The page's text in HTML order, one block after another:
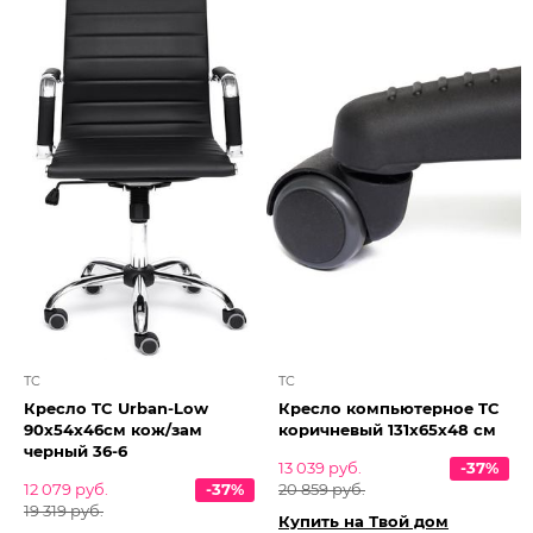
TC
Кресло TC Urban-Low
90х54х46см кож/зам
черный 36-6
12 079 руб.
19 319 руб.
-37%
TC
Кресло компьютерное TC
коричневый 131х65х48 см
13 039 руб.
20 859 руб.
-37%
Купить на Твой дом